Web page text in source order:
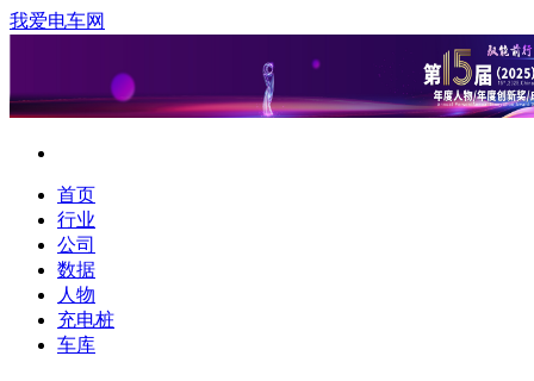
我爱电车网
首页
行业
公司
数据
人物
充电桩
车库